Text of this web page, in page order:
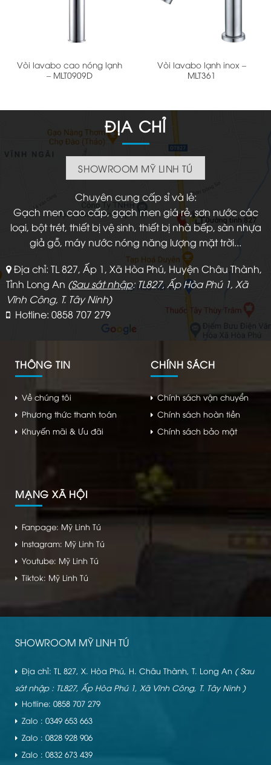
Vòi lavabo cao nóng lạnh
– MLT0909D
Vòi lavabo lạnh inox –
MLT361
ĐỊA CHỈ
SHOWROOM MỸ LINH TÚ
Chuyên cung cấp sỉ và lẻ:
Gạch men cao cấp, gạch men giá rẻ, sơn nước các
loại, bột trét, thiết bị vệ sinh, thiết bị nhà bếp, sàn nhựa
giả gỗ, máy nước nóng năng lượng mặt trời...
Địa chỉ: TL 827, Ấp 1, Xã Hòa Phú, Huyện Châu Thành,
Tỉnh Long An (Sau sát nhập: TL827, Ấp Hòa Phú 1, Xã
Vĩnh Công, T. Tây Ninh)
Hotline: 0858 707 279
THÔNG TIN
Về chúng tôi
Phương thức thanh toán
Khuyến mãi & Ưu đãi
CHÍNH SÁCH
Chính sách vận chuyển
Chính sách hoàn tiền
Chính sách bảo mật
MẠNG XÃ HỘI
Fanpage: Mỹ Linh Tú
Instagram: Mỹ Linh Tú
Youtube: Mỹ Linh Tú
Tiktok: Mỹ Linh Tú
SHOWROOM MỸ LINH TÚ
Địa chỉ: TL 827, X. Hòa Phú, H. Châu Thành, T. Long An ( Sau
sát nhập : TL827, Ấp Hòa Phú 1, Xã Vĩnh Công, T. Tây Ninh )
Hotline: 0858 707 279
Zalo : 0349 653 663
Zalo : 0828 928 906
Zalo : 0832 673 439